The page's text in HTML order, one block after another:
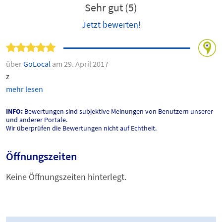
Sehr gut (5)
Jetzt bewerten!
überGoLocal am 29. April 2017
z
mehr lesen
INFO: Bewertungen sind subjektive Meinungen von Benutzern unserer
und anderer Portale.
Wir überprüfen die Bewertungen nicht auf Echtheit.
Öffnungszeiten
Keine Öffnungszeiten hinterlegt.